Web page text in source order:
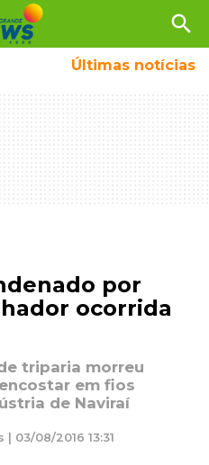
search
Últimas notícias
por
ocorrida
triparia morreu
em fios
de Naviraí
03/08/2016 13:31